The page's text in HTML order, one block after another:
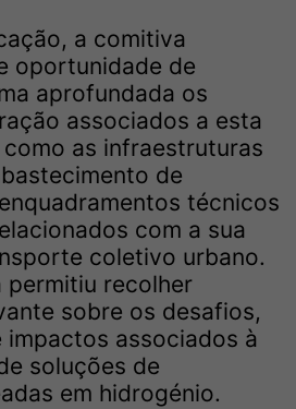
a comitiva
oportunidade de
aprofundada os
associados a esta
as infraestruturas
de
técnicos
com a sua
coletivo urbano.
permitiu recolher
sobre os desafios,
associados à
soluções de
em hidrogénio.